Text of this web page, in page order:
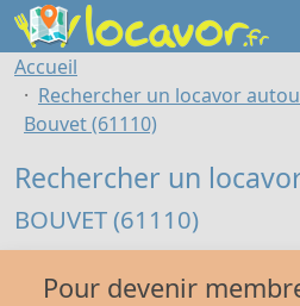
Accueil
Rechercher un locavor
Bouvet (61110)
Rechercher un
BOUVET (61110)
Pour devenir